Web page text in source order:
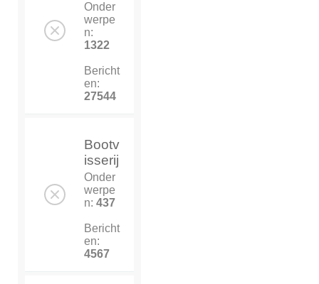
Onder
werpe
n:
1322
Bericht
en:
27544
Bootv
isserij
Onder
werpe
n: 437
Bericht
en:
4567